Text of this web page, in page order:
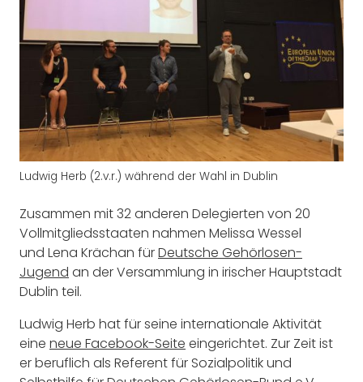
Ludwig Herb (2.v.r.) während der Wahl in Dublin
Zusammen mit 32 anderen Delegierten von 20
Vollmitgliedsstaaten nahmen Melissa Wessel
und Lena Krächan fürDeutsche Gehörlosen-
Jugend an der Versammlung in irischer Hauptstadt
Dublin teil.
Ludwig Herb hat für seine internationale Aktivität
eine neue Facebook-Seite eingerichtet. Zur Zeit ist
er beruflich als Referent für Sozialpolitik und